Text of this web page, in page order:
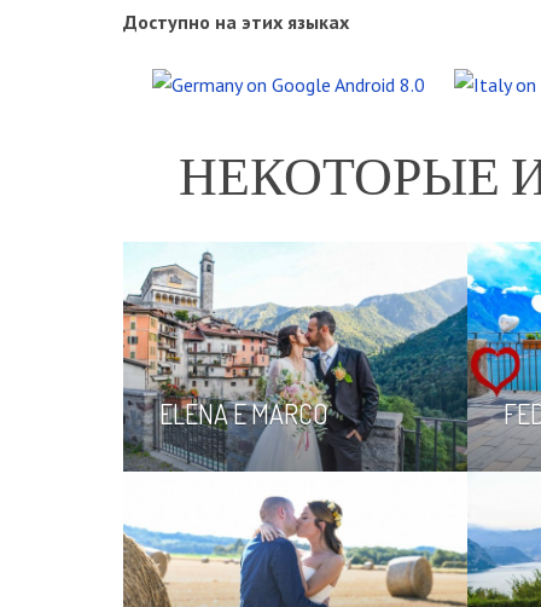
Доступно на этих языках
НЕКОТОРЫЕ
ELENA E MARCO
INSTAGRAM